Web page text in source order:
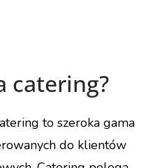
catering?
to szeroka gama
do klientów